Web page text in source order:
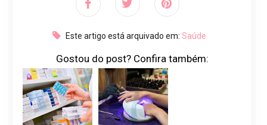
Este artigo está arquivado em: Saúde
Gostou do post? Confira também: